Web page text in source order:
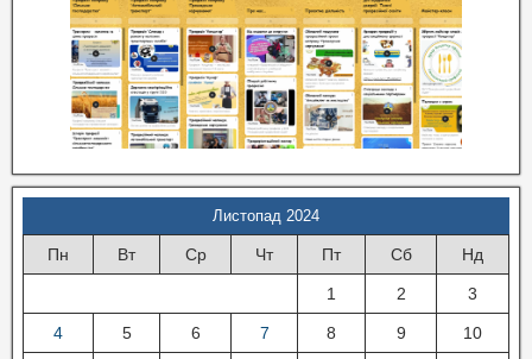
Листопад 2024
Пн Вт Ср Чт Пт Сб Нд
1 2 3
4 5 6 7 8 9 10